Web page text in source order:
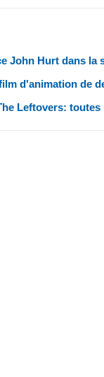
John Hurt dans la
d'animation de
Leftovers: